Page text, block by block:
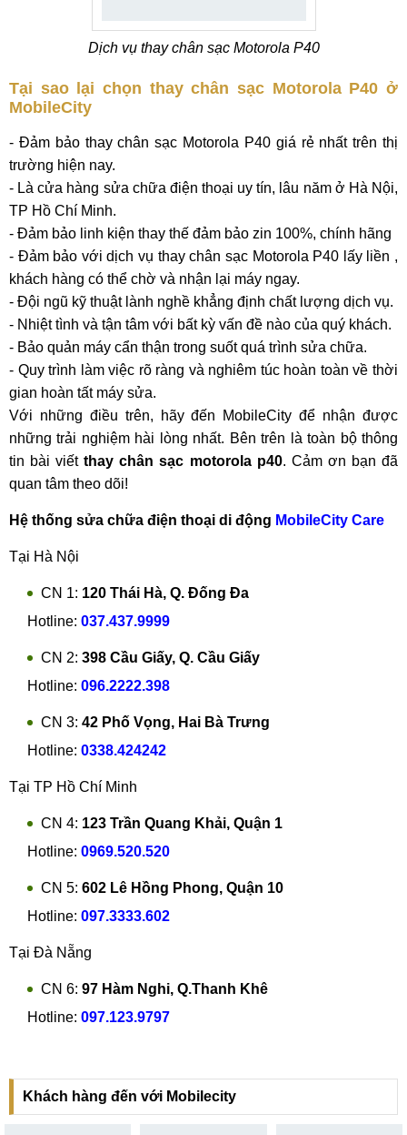
Dịch vụ thay chân sạc Motorola P40
Tại sao lại chọn thay chân sạc Motorola P40 ở
MobileCity
- Đảm bảo thay chân sạc Motorola P40 giá rẻ nhất trên thị
trường hiện nay.
- Là cửa hàng sửa chữa điện thoại uy tín, lâu năm ở Hà Nội,
TP Hồ Chí Minh.
- Đảm bảo linh kiện thay thế đảm bảo zin 100%, chính hãng
- Đảm bảo với dịch vụ thay chân sạc Motorola P40 lấy liền ,
khách hàng có thể chờ và nhận lại máy ngay.
- Đội ngũ kỹ thuật lành nghề khẳng định chất lượng dịch vụ.
- Nhiệt tình và tận tâm với bất kỳ vấn đề nào của quý khách.
- Bảo quản máy cẩn thận trong suốt quá trình sửa chữa.
- Quy trình làm việc rõ ràng và nghiêm túc hoàn toàn về thời
gian hoàn tất máy sửa.
Với những điều trên, hãy đến MobileCity để nhận được
những trải nghiệm hài lòng nhất. Bên trên là toàn bộ thông
tin bài viếtthay chân sạc motorola p40. Cảm ơn bạn đã
quan tâm theo dõi!
Hệ thống sửa chữa điện thoại di động MobileCity Care
Tại Hà Nội
CN 1: 120 Thái Hà, Q. Đống Đa
Hotline: 037.437.9999
CN 2: 398 Cầu Giấy, Q. Cầu Giấy
Hotline: 096.2222.398
CN 3: 42 Phố Vọng, Hai Bà Trưng
Hotline: 0338.424242
Tại TP Hồ Chí Minh
CN 4: 123 Trần Quang Khải, Quận 1
Hotline: 0969.520.520
CN 5: 602 Lê Hồng Phong, Quận 10
Hotline: 097.3333.602
Tại Đà Nẵng
CN 6: 97 Hàm Nghi, Q.Thanh Khê
Hotline: 097.123.9797
Khách hàng đến với Mobilecity